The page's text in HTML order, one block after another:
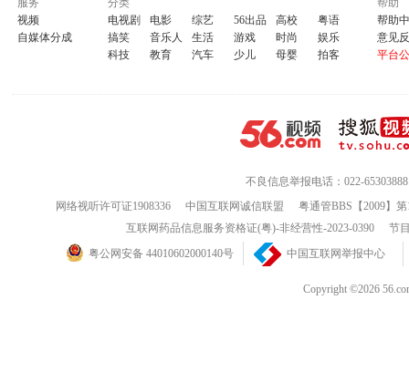
服务
视频
自媒体分成
分类
电视剧
电影 综艺 56出品 高校
粤语
搞笑
音乐人 生活 游戏 时尚
娱乐
科技
教育 汽车 少儿 母婴 拍客
帮助
帮助
意见
平台
不良信息举报电话：022-65303888
网络视听许可证1908336
中国互联网诚信联盟
粤通管BBS【2009】
互联网药品信息服务资格证(粤)-非经营性-2023-0390
节
粤公网安备 44010602000140号
中国互联网举报中心
Copyright ©2026